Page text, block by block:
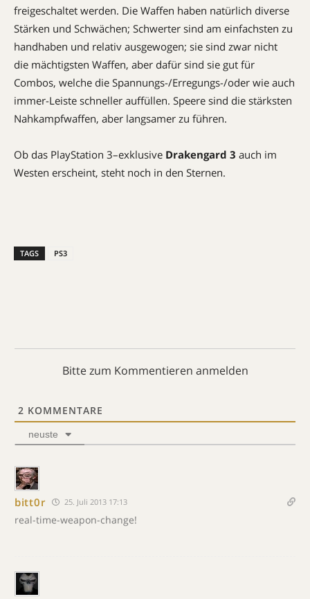
freigeschaltet werden. Die Waffen haben natürlich diverse
Stärken und Schwächen; Schwerter sind am einfachsten zu
handhaben und relativ ausgewogen; sie sind zwar nicht
die mächtigsten Waffen, aber dafür sind sie gut für
Combos, welche die Spannungs-/Erregungs-/oder wie auch
immer-Leiste schneller auffüllen. Speere sind die stärksten
Nahkampfwaffen, aber langsamer zu führen.
Ob das PlayStation 3–exklusive Drakengard 3 auch im
Westen erscheint, steht noch in den Sternen.
TAGS PS3
Bitte zum Kommentieren anmelden
2 KOMMENTARE
neuste
bitt0r 25. Juli 2013 17:13
real-time-weapon-change!